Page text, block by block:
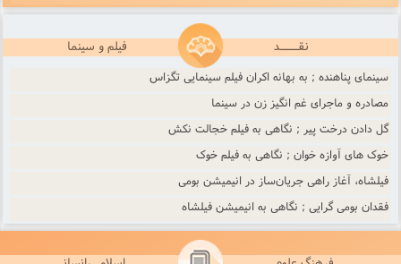
نقـــــد فیلم و سینما
سینمای پناهنده ; به بهانه اکران فیلم سینمایی تگزاس
مصادره و ماجرای غم انگیز زن در سینما
گل دادن درخت پیر ; نگاهی به فیلم خجالت نکش
خوک های آوازه خوان ; نگاهی به فیلم خوک
فیلشاه، آغاز راهی جریان‌ساز در انیمیشن بومی
فقدان بومی گرایی ; نگاهی به انیمیشن فیلشاه